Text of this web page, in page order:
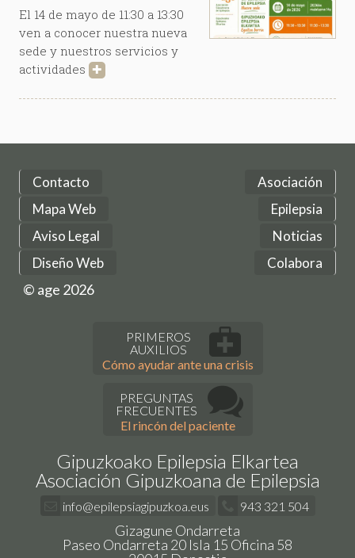
El 14 de mayo de 11:30 a 13:30
ven a conocer nuestra nueva
sede y nuestros servicios y
actividades ✚
Contacto
Mapa Web
Aviso Legal
Diseño Web
Asociación
Epilepsia
Noticias
Colabora
© age 2026
PRIMEROS
AUXILIOS
Cómo ayudar ante una crisis
PREGUNTAS
FRECUENTES
El rincón del paciente
Gipuzkoako Epilepsia Elkartea
Asociación Gipuzkoana de Epilepsia
info@epilepsiagipuzkoa.eus 943 321 504
Gizagune Ondarreta
Paseo Ondarreta 20 Isla 15 Oficina 58